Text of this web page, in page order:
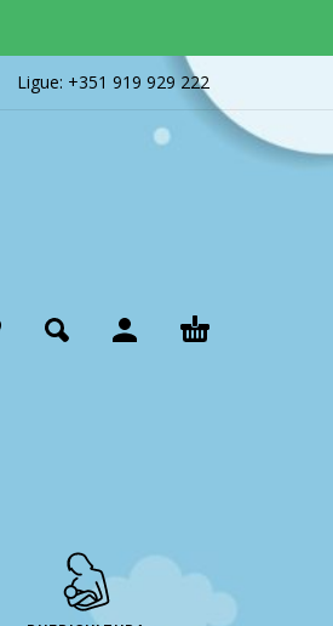
Ligue: +351 919 929 222